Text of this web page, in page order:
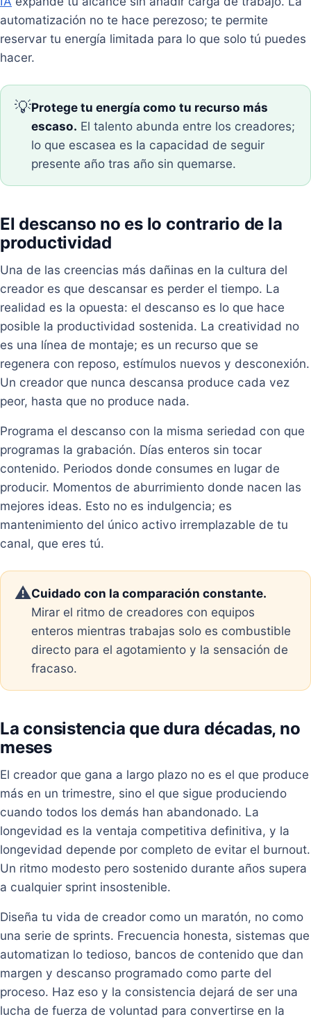
automatización no te hace perezoso; te permite
reservar tu energía limitada para lo que solo tú puedes
hacer.
💡Protege tu energía como tu recurso más
escaso. El talento abunda entre los creadores;
lo que escasea es la capacidad de seguir
presente año tras año sin quemarse.
El descanso no es lo contrario de la
productividad
Una de las creencias más dañinas en la cultura del
creador es que descansar es perder el tiempo. La
realidad es la opuesta: el descanso es lo que hace
posible la productividad sostenida. La creatividad no
es una línea de montaje; es un recurso que se
regenera con reposo, estímulos nuevos y desconexión.
Un creador que nunca descansa produce cada vez
peor, hasta que no produce nada.
Programa el descanso con la misma seriedad con que
programas la grabación. Días enteros sin tocar
contenido. Periodos donde consumes en lugar de
producir. Momentos de aburrimiento donde nacen las
mejores ideas. Esto no es indulgencia; es
mantenimiento del único activo irremplazable de tu
canal, que eres tú.
⚠️Cuidado con la comparación constante.
Mirar el ritmo de creadores con equipos
enteros mientras trabajas solo es combustible
directo para el agotamiento y la sensación de
fracaso.
La consistencia que dura décadas, no
meses
El creador que gana a largo plazo no es el que produce
más en un trimestre, sino el que sigue produciendo
cuando todos los demás han abandonado. La
longevidad es la ventaja competitiva definitiva, y la
longevidad depende por completo de evitar el burnout.
Un ritmo modesto pero sostenido durante años supera
a cualquier sprint insostenible.
Diseña tu vida de creador como un maratón, no como
una serie de sprints. Frecuencia honesta, sistemas que
automatizan lo tedioso, bancos de contenido que dan
margen y descanso programado como parte del
proceso. Haz eso y la consistencia dejará de ser una
lucha de fuerza de voluntad para convertirse en la